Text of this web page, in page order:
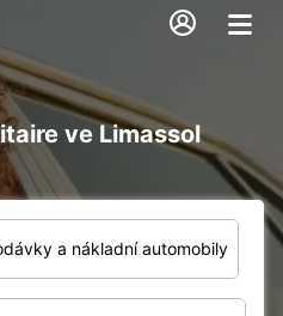
ve Limassol
a nákladní automobily